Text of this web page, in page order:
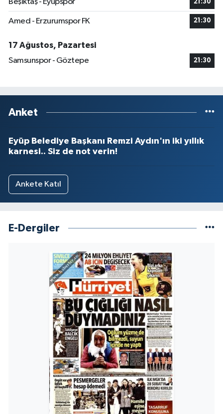
Beşiktaş - Eyüpspor 21:30
Amed - Erzurumspor FK 21:30
17 Ağustos, Pazartesi
Samsunspor - Göztepe
21:30
Anket
Eyüp Belediye Başkanı Remzi Aydın'ın iki yıllık
karnesi.. Siz de not verin!
Ankete Katıl
E-Dergiler